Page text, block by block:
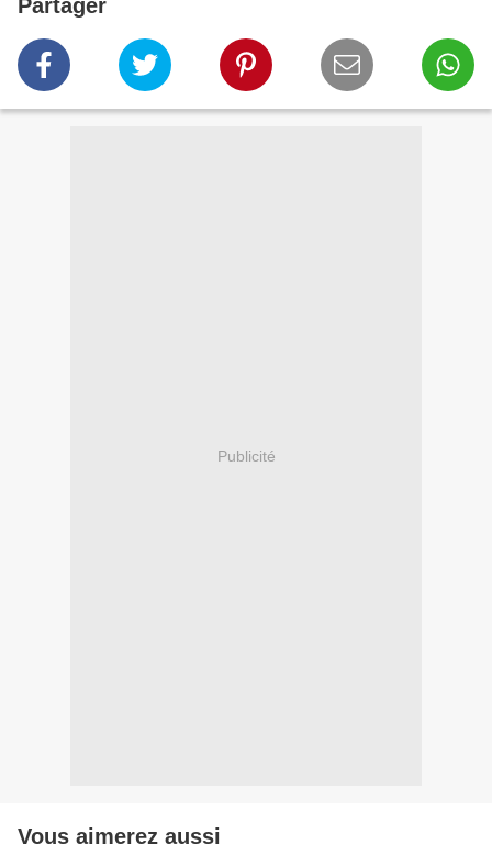
Partager
Publicité
Vous aimerez aussi